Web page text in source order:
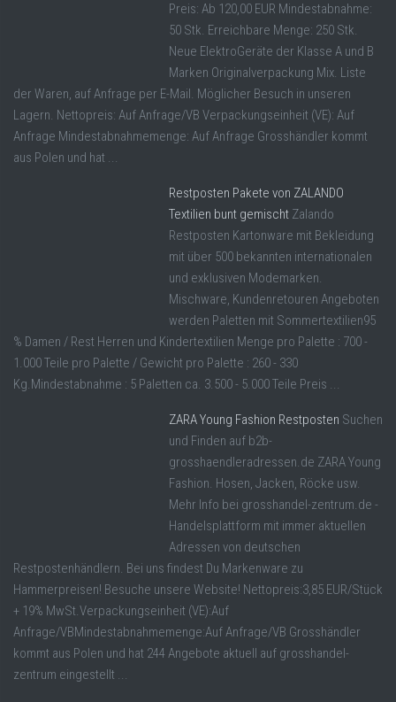
Preis: Ab 120,00 EUR Mindestabnahme:
50 Stk. Erreichbare Menge: 250 Stk.
Neue ElektroGeräte der Klasse A und B
Marken Originalverpackung Mix. Liste
der Waren, auf Anfrage per E-Mail. Möglicher Besuch in unseren
Lagern. Nettopreis: Auf Anfrage/VB Verpackungseinheit (VE): Auf
Anfrage Mindestabnahmemenge: Auf Anfrage Grosshändler kommt
aus Polen und hat ...
Restposten Pakete von ZALANDO
Textilien bunt gemischt Zalando
Restposten Kartonware mit Bekleidung
mit über 500 bekannten internationalen
und exklusiven Modemarken.
Mischware, Kundenretouren Angeboten
werden Paletten mit Sommertextilien95
% Damen / Rest Herren und Kindertextilien Menge pro Palette : 700 -
1.000 Teile pro Palette / Gewicht pro Palette : 260 - 330
Kg.Mindestabnahme : 5 Paletten ca. 3.500 - 5.000 Teile Preis ...
ZARA Young Fashion Restposten Suchen
und Finden auf b2b-
grosshaendleradressen.de ZARA Young
Fashion. Hosen, Jacken, Röcke usw.
Mehr Info bei grosshandel-zentrum.de -
Handelsplattform mit immer aktuellen
Adressen von deutschen
Restpostenhändlern. Bei uns findest Du Markenware zu
Hammerpreisen! Besuche unsere Website! Nettopreis:3,85 EUR/Stück
+ 19% MwSt.Verpackungseinheit (VE):Auf
Anfrage/VBMindestabnahmemenge:Auf Anfrage/VB Grosshändler
kommt aus Polen und hat 244 Angebote aktuell auf grosshandel-
zentrum eingestellt ...